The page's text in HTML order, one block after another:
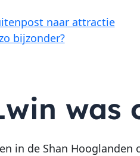
naar attractie
bijzonder?
in de Shan